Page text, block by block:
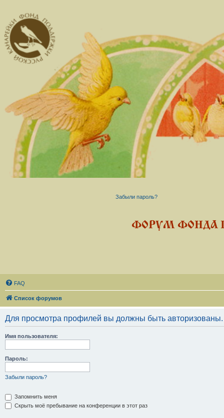
Забыли пароль?
ФОРУМ ФОНДА
FAQ
Список форумов
Для просмотра профилей вы должны быть авторизованы.
Имя пользователя:
Пароль:
Забыли пароль?
Запомнить меня
Скрыть моё пребывание на конференции в этот раз